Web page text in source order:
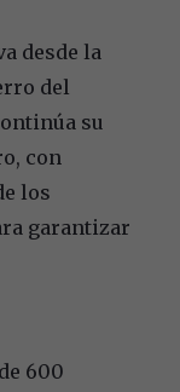
desde la
del
su
con
los
garantizar
600